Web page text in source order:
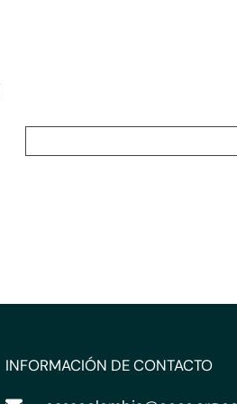
INFORMACIÓN DE CONTACTO